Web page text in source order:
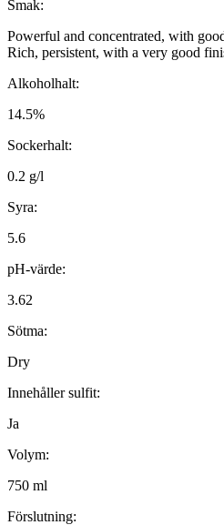
Smak:
Powerful and concentrated, with
Rich, persistent, with a very good
Alkoholhalt:
14.5%
Sockerhalt:
0.2 g/l
Syra:
5.6
pH-värde:
3.62
Sötma:
Dry
Innehåller sulfit:
Ja
Volym:
750 ml
Förslutning: